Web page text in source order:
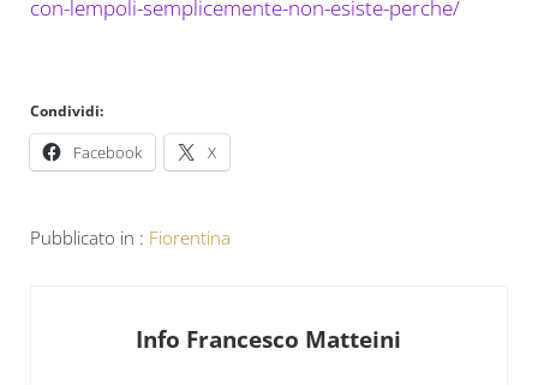
con-lempoli-semplicemente-non-esiste-perche/
Condividi:
Facebook X
Pubblicato in : Fiorentina
Info Francesco Matteini